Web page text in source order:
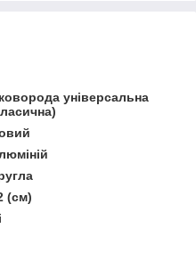
універсальна
(см)